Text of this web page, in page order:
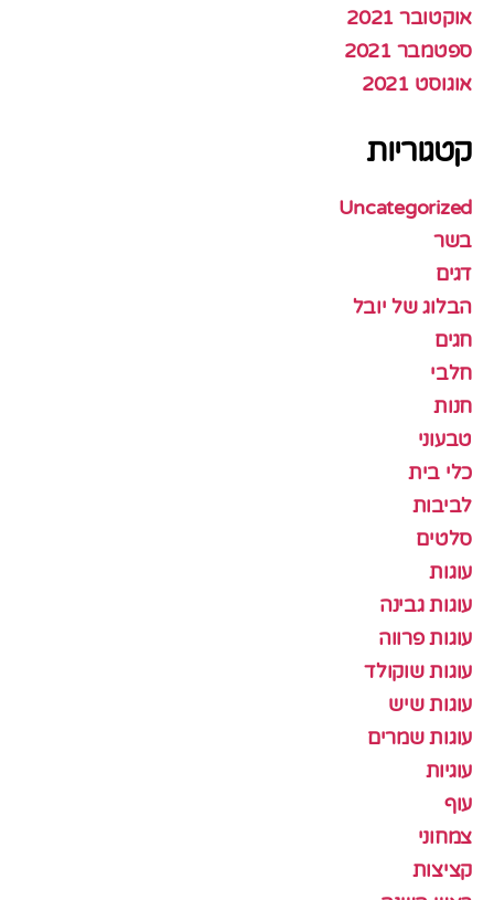
אוקטובר 2021
ספטמבר 2021
אוגוסט 2021
קטגוריות
Uncategorized
בשר
דגים
הבלוג של יובל
חגים
חלבי
חנות
טבעוני
כלי בית
לביבות
סלטים
עוגות
עוגות גבינה
עוגות פרווה
עוגות שוקולד
עוגות שיש
עוגות שמרים
עוגיות
עוף
צמחוני
קציצות